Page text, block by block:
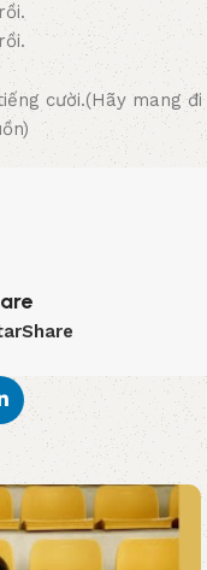
cười.(Hãy mang đi